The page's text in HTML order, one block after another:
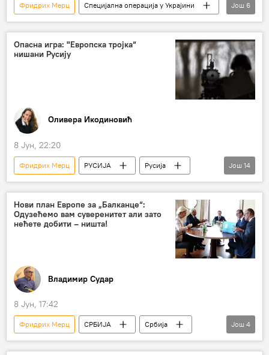
Фридрих Мерц
Специјална операција у Украјини
Свет
Немачка
Украјина
преговори
Русија
Специјална војна операција у Украјини – вести
Још 6
Опасна игра: "Европска тројка“
нишани Русију
Оливера Икодиновић
8 Јун, 22:20
Фридрих Мерц РУСИЈА
Русија
Русија – политика
Русија – војска и наоружање
Анализе и мишљења
Француска
Свет
Кир Стармер
Европска унија (ЕУ)
Европа
Још 14
Нови план Европе за „Балканце“:
Одузећемо вам суверенитет али зато
нећете добити – ништа!
Владимир Судар
8 Јун, 17:42
Фридрих Мерц СРБИЈА
Србија
Србија – политика
евроинтеграције
Још 4